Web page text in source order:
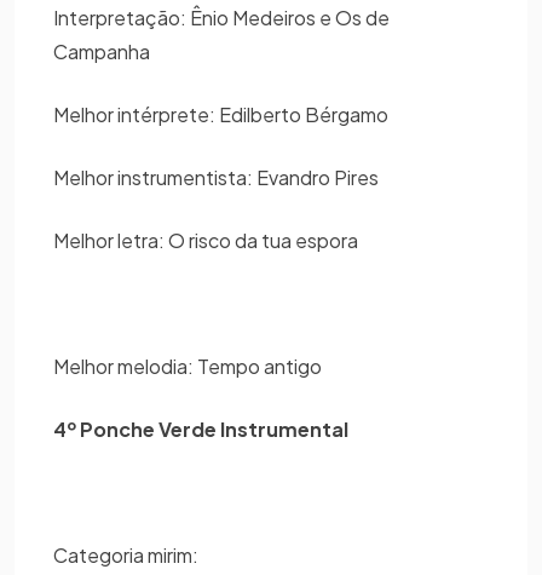
Interpretação: Ênio Medeiros e Os de
Campanha
Melhor intérprete: Edilberto Bérgamo
Melhor instrumentista: Evandro Pires
Melhor letra: O risco da tua espora
Melhor melodia: Tempo antigo
4º Ponche Verde Instrumental
Categoria mirim: